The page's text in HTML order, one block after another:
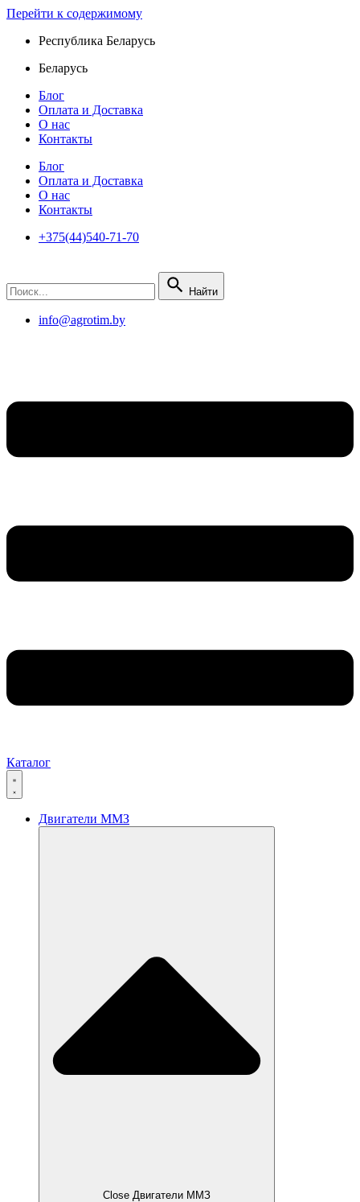
Перейти к содержимому
Республика Беларусь
Беларусь
Блог
Оплата и Доставка
О нас
Контакты
Блог
Оплата и Доставка
О нас
Контакты
+375(44)540-71-70
Найти
info@agrotim.by
Каталог
Двигатели ММЗ
Close Двигатели ММЗ